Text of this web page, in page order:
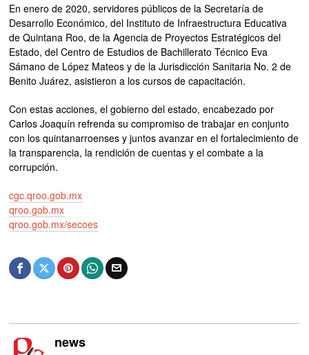
En enero de 2020, servidores públicos de la Secretaría de
Desarrollo Económico, del Instituto de Infraestructura Educativa
de Quintana Roo, de la Agencia de Proyectos Estratégicos del
Estado, del Centro de Estudios de Bachillerato Técnico Eva
Sámano de López Mateos y de la Jurisdicción Sanitaria No. 2 de
Benito Juárez, asistieron a los cursos de capacitación.
Con estas acciones, el gobierno del estado, encabezado por
Carlos Joaquín refrenda su compromiso de trabajar en conjunto
con los quintanarroenses y juntos avanzar en el fortalecimiento de
la transparencia, la rendición de cuentas y el combate a la
corrupción.
cgc.qroo.gob.mx
qroo.gob.mx
qroo.gob.mx/secoes
news